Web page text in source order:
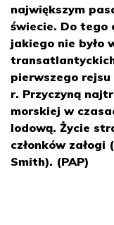
największym
świecie. Do tego
jakiego nie było
pierwszego
r. Przyczyną
morskiej w
lodową. Życie
członków
Smith). (PAP)